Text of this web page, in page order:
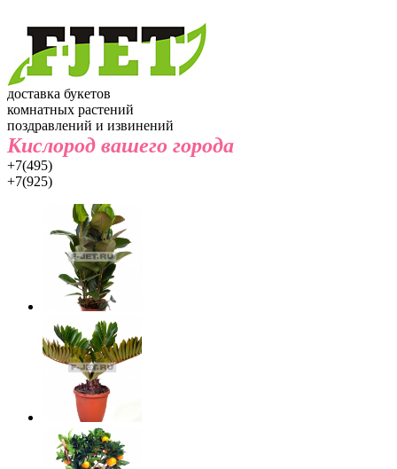
доставка букетов
комнатных растений
поздравлений и извинений
Кислород вашего города
+7(495)
+7(925)